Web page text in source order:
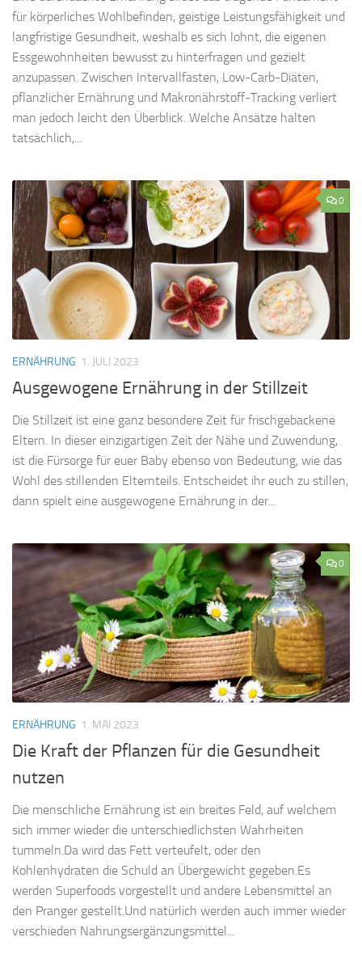
für körperliches Wohlbefinden, geistige Leistungsfähigkeit und
langfristige Gesundheit, weshalb es sich lohnt, die eigenen
Essgewohnheiten bewusst zu hinterfragen und gezielt
anzupassen. Zwischen Intervallfasten, Low-Carb-Diäten,
pflanzlicher Ernährung und Makronährstoff-Tracking verliert
man jedoch leicht den Überblick. Welche Ansätze halten
tatsächlich,...
0
ERNÄHRUNG 1. JULI 2023
Ausgewogene Ernährung in der Stillzeit
Die Stillzeit ist eine ganz besondere Zeit für frischgebackene
Eltern. In dieser einzigartigen Zeit der Nähe und Zuwendung,
ist die Fürsorge für euer Baby ebenso von Bedeutung, wie das
Wohl des stillenden Elternteils. Entscheidet ihr euch zu stillen,
dann spielt eine ausgewogene Ernährung in der...
0
ERNÄHRUNG 1. MAI 2023
Die Kraft der Pflanzen für die Gesundheit
nutzen
Die menschliche Ernährung ist ein breites Feld, auf welchem
sich immer wieder die unterschiedlichsten Wahrheiten
tummeln.Da wird das Fett verteufelt, oder den
Kohlenhydraten die Schuld an Übergewicht gegeben.Es
werden Superfoods vorgestellt und andere Lebensmittel an
den Pranger gestellt.Und natürlich werden auch immer wieder
verschieden Nahrungsergänzungsmittel...